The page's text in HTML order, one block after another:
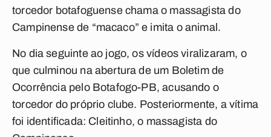
torcedor botafoguense chama o massagista do
Campinense de “macaco” e imita o animal.
No dia seguinte ao jogo, os vídeos viralizaram, o
que culminou na abertura de um Boletim de
Ocorrência pelo Botafogo-PB, acusando o
torcedor do próprio clube. Posteriormente, a vítima
foi identificada: Cleitinho, o massagista do